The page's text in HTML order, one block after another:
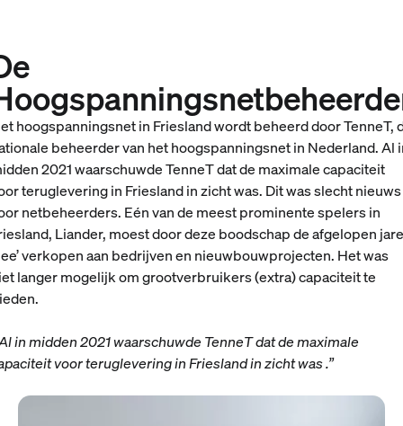
hoogspanningsnet in Friesland wordt beheerd door TenneT,
beheerder van het hoogspanningsnet in Nederland. Al
2021 waarschuwde TenneT dat de maximale capaciteit
teruglevering in Friesland in zicht was. Dit was slecht nieuws
netbeheerders. Eén van de meest prominente spelers in
Liander, moest door deze boodschap de afgelopen
verkopen aan bedrijven en nieuwbouwprojecten. Het was
langer mogelijk om grootverbruikers (extra) capaciteit te
in midden 2021 waarschuwde TenneT dat de maximale
voor teruglevering in Friesland in zicht was .”